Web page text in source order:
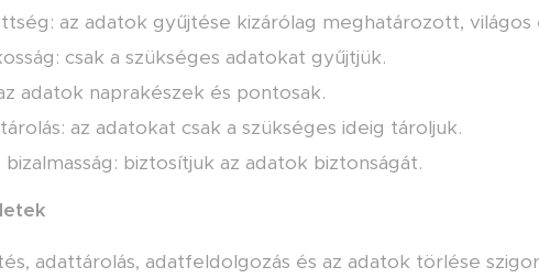
az adatok gyűjtése kizárólag meghatározott,
csak a szükséges adatokat gyűjtjük.
adatok naprakészek és pontosak.
az adatokat csak a szükséges ideig tároljuk.
biztosítjuk az adatok biztonságát.
adattárolás, adatfeldolgozás és az adatok törlése